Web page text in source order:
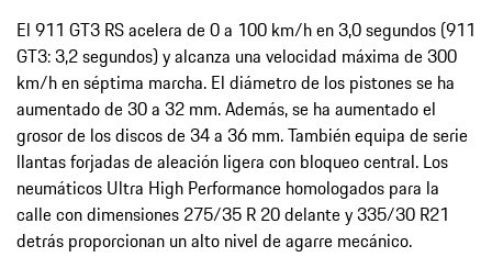
El 911 GT3 RS acelera de 0 a 100 km/h en 3,0 segundos (911
GT3: 3,2 segundos) y alcanza una velocidad máxima de 300
km/h en séptima marcha. El diámetro de los pistones se ha
aumentado de 30 a 32 mm. Además, se ha aumentado el
grosor de los discos de 34 a 36 mm. También equipa de serie
llantas forjadas de aleación ligera con bloqueo central. Los
neumáticos Ultra High Performance homologados para la
calle con dimensiones 275/35 R 20 delante y 335/30 R21
detrás proporcionan un alto nivel de agarre mecánico.